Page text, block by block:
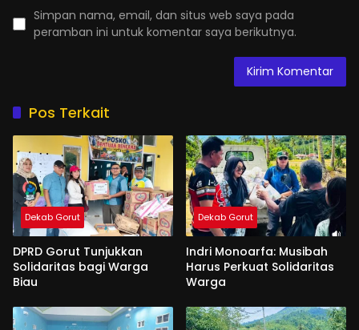
Simpan nama, email, dan situs web saya pada
peramban ini untuk komentar saya berikutnya.
Pos Terkait
Dekab Gorut
DPRD Gorut Tunjukkan
Solidaritas bagi Warga
Biau
Dekab Gorut
Indri Monoarfa: Musibah
Harus Perkuat Solidaritas
Warga